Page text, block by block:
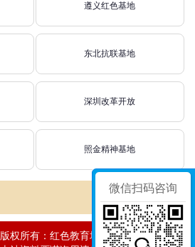
遵义红色基地
东北抗联基地
深圳改革开放
照金精神基地
微信扫码咨询
版权所有：红色教育培训网